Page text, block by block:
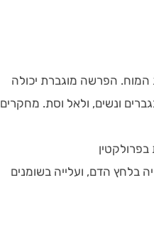
המוח. הפרשה מוגברת יכולה
ונשים, ולאל וסת. מחקרים
בלחץ הדם, ועלייה בשומנים